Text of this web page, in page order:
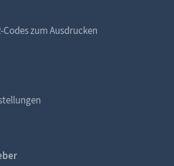
Codes zum Ausdrucken